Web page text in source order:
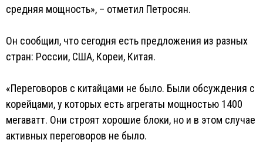
средняя мощность», – отметил Петросян.
Он сообщил, что сегодня есть предложения из разных
стран: России, США, Кореи, Китая.
«Переговоров с китайцами не было. Были обсуждения с
корейцами, у которых есть агрегаты мощностью 1400
мегаватт. Они строят хорошие блоки, но и в этом случае
активных переговоров не было.